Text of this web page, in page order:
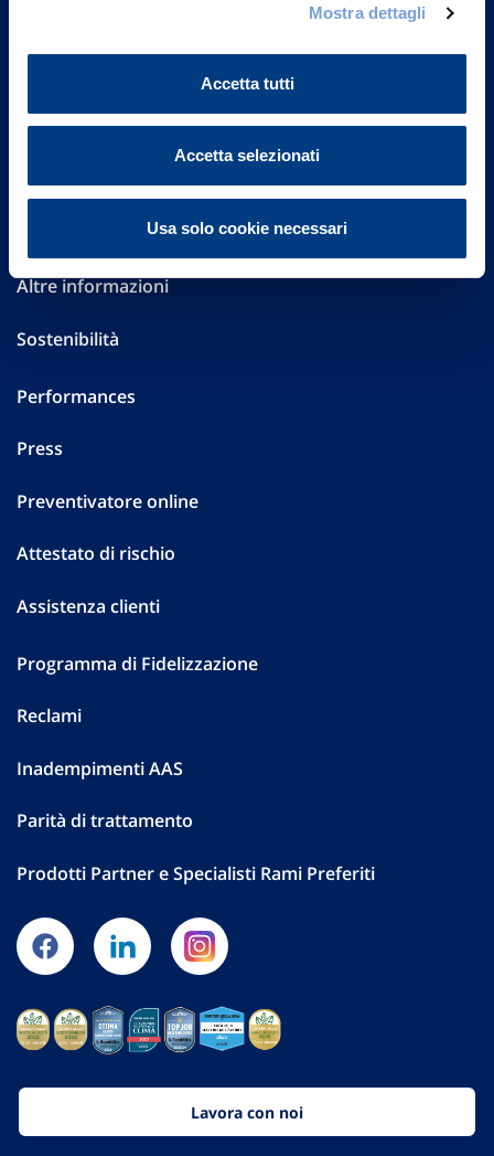
Mostra dettagli
Accetta tutti
Accetta selezionati
Usa solo cookie necessari
FAQ
Governance
Investor Relations
Altre informazioni
Sostenibilità
Performances
Press
Preventivatore online
Attestato di rischio
Assistenza clienti
Programma di Fidelizzazione
Reclami
Inadempimenti AAS
Parità di trattamento
Prodotti Partner e Specialisti Rami Preferiti
Lavora con noi